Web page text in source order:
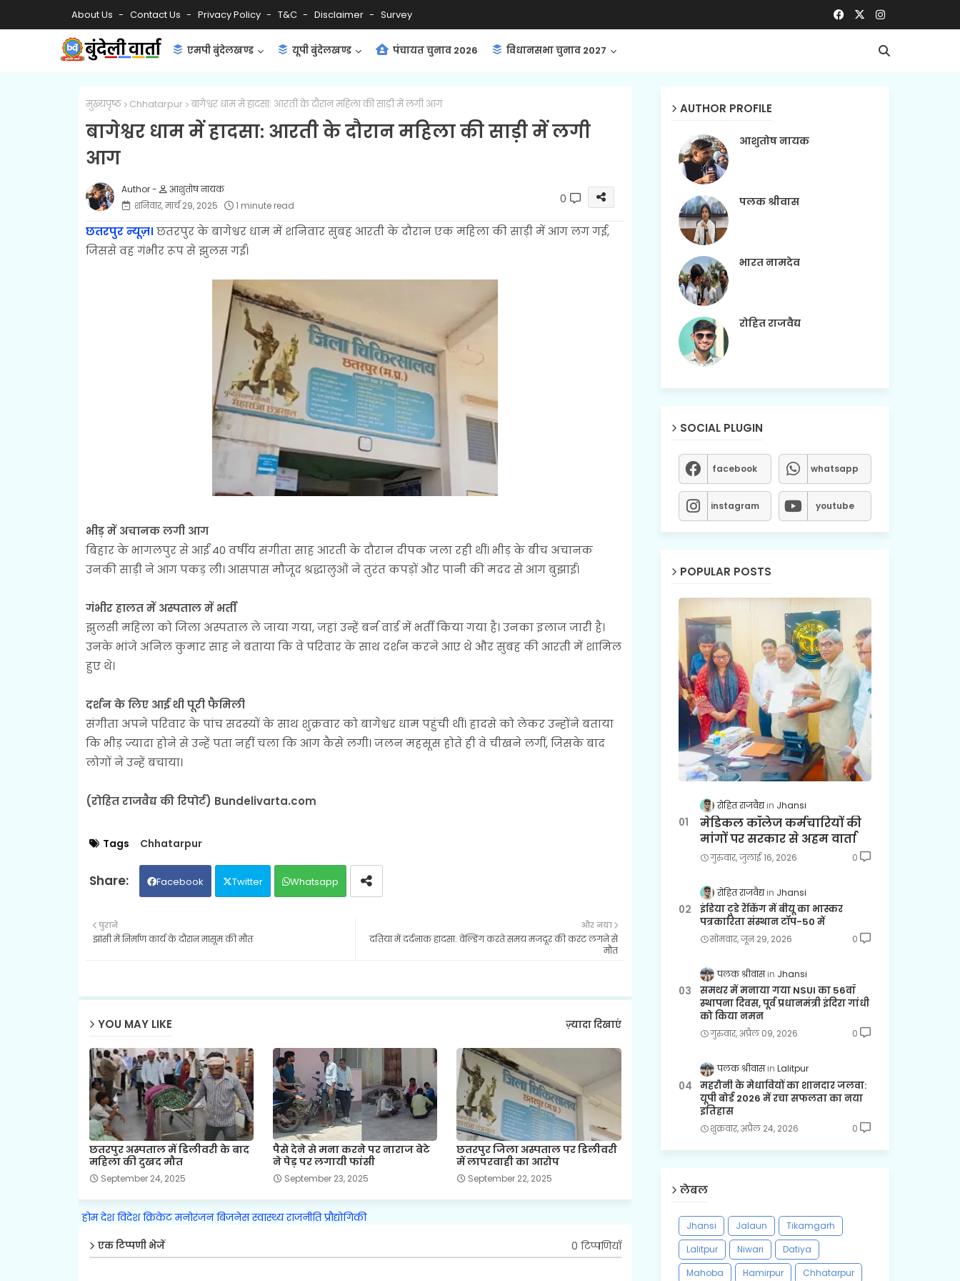
About Us Contact Us Privacy Policy T&C Disclaimer Survey
एमपी बुंदेलखण्ड यूपी बुंदेलखण्ड पंचायत चुनाव 2026 विधानसभा चुनाव 2027
मुख्यपृष्ठ Chhatarpur बागेश्वर धाम में हादसा: आरती के दौरान महिला की साड़ी में लगी आग
बागेश्वर धाम में हादसा: आरती के दौरान महिला की साड़ी में लगी
आग
आशुतोष नायक
शनिवार, मार्च 29, 2025
1 minute read 0
छतरपुर न्यूज़। छतरपुर के बागेश्वर धाम में शनिवार सुबह आरती के दौरान एक महिला की साड़ी में आग लग गई,
जिससे वह गंभीर रूप से झुलस गईं।
भीड़ में अचानक लगी आग
बिहार के भागलपुर से आईं 40 वर्षीय संगीता साह आरती के दौरान दीपक जला रही थीं। भीड़ के बीच अचानक
उनकी साड़ी ने आग पकड़ ली। आसपास मौजूद श्रद्धालुओं ने तुरंत कपड़ों और पानी की मदद से आग बुझाई।
गंभीर हालत में अस्पताल में भर्ती
झुलसी महिला को जिला अस्पताल ले जाया गया, जहां उन्हें बर्न वार्ड में भर्ती किया गया है। उनका इलाज जारी है।
उनके भांजे अनिल कुमार साह ने बताया कि वे परिवार के साथ दर्शन करने आए थे और सुबह की आरती में शामिल
हुए थे।
दर्शन के लिए आई थी पूरी फैमिली
संगीता अपने परिवार के पांच सदस्यों के साथ शुक्रवार को बागेश्वर धाम पहुंची थीं। हादसे को लेकर उन्होंने बताया
कि भीड़ ज्यादा होने से उन्हें पता नहीं चला कि आग कैसे लगी। जलन महसूस होते ही वे चीखने लगीं, जिसके बाद
लोगों ने उन्हें बचाया।
(रोहित राजवैद्य की रिपोर्ट) Bundelivarta.com
Tags Chhatarpur
Facebook Twitter Whatsapp
और नया
दतिया में दर्दनाक हादसा: वेल्डिंग करते समय मजदूर की करंट लगने से
मौत
पुराने
झांसी में निर्माण कार्य के दौरान मासूम की मौत
YOU MAY LIKE ज़्यादा दिखाएं
छतरपुर अस्पताल में डिलीवरी के बाद
महिला की दुखद मौत
September 24, 2025
पैसे देने से मना करने पर नाराज बेटे
ने पेड़ पर लगायी फांसी
September 23, 2025
छतरपुर जिला अस्पताल पर डिलीवरी
में लापरवाही का आरोप
September 22, 2025
होम देश विदेश क्रिकेट मनोरंजन बिजनेस स्वास्थ्य राजनीति प्रौद्योगिकी
एक टिप्पणी भेजें 0 टिप्पणियाँ
AUTHOR PROFILE
आशुतोष नायक
पलक श्रीवास
भारत नामदेव
रोहित राजवैद्य
SOCIAL PLUGIN
facebook whatsapp
instagram youtube
POPULAR POSTS
रोहित राजवैद्य Jhansi
मेडिकल कॉलेज कर्मचारियों की
मांगों पर सरकार से अहम वार्ता
गुरुवार, जुलाई 16, 2026 0
रोहित राजवैद्य Jhansi
इंडिया टुडे रैंकिंग में बीयू का भास्कर
पत्रकारिता संस्थान टॉप-50 में
सोमवार, जून 29, 2026 0
पलक श्रीवास Jhansi
समथर में मनाया गया NSUI का 56वाँ
स्थापना दिवस, पूर्व प्रधानमंत्री इंदिरा गांधी
को किया नमन
गुरुवार, अप्रैल 09, 2026 0
पलक श्रीवास Lalitpur
महरौनी के मेधावियों का शानदार जलवा:
यूपी बोर्ड 2026 में रचा सफलता का नया
इतिहास
शुक्रवार, अप्रैल 24, 2026 0
लेबल
Jhansi Jalaun
Tikamgarh
Lalitpur
Niwari
Datiya
Mahoba
Hamirpur Chhatarpur